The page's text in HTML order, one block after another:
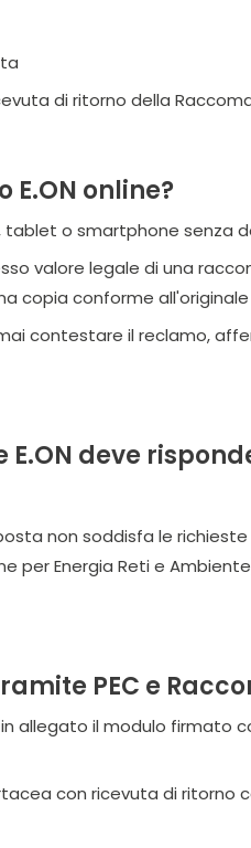
di ritorno della
online?
o smartphone senza
valore legale di una
copia conforme
contestare il reclamo,
deve
non soddisfa le
per Energia Reti e
PEC e
in allegato il modulo
con ricevuta di